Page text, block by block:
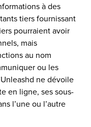
à des
tiers fournissant
pourraient avoir
mais
au nom
ou les
ne dévoile
en ligne, ses sous-
l’une ou l’autre